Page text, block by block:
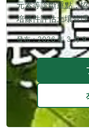
元素等診斷重點，
培條件評估土壤管
發布：2026 年 3 月 9